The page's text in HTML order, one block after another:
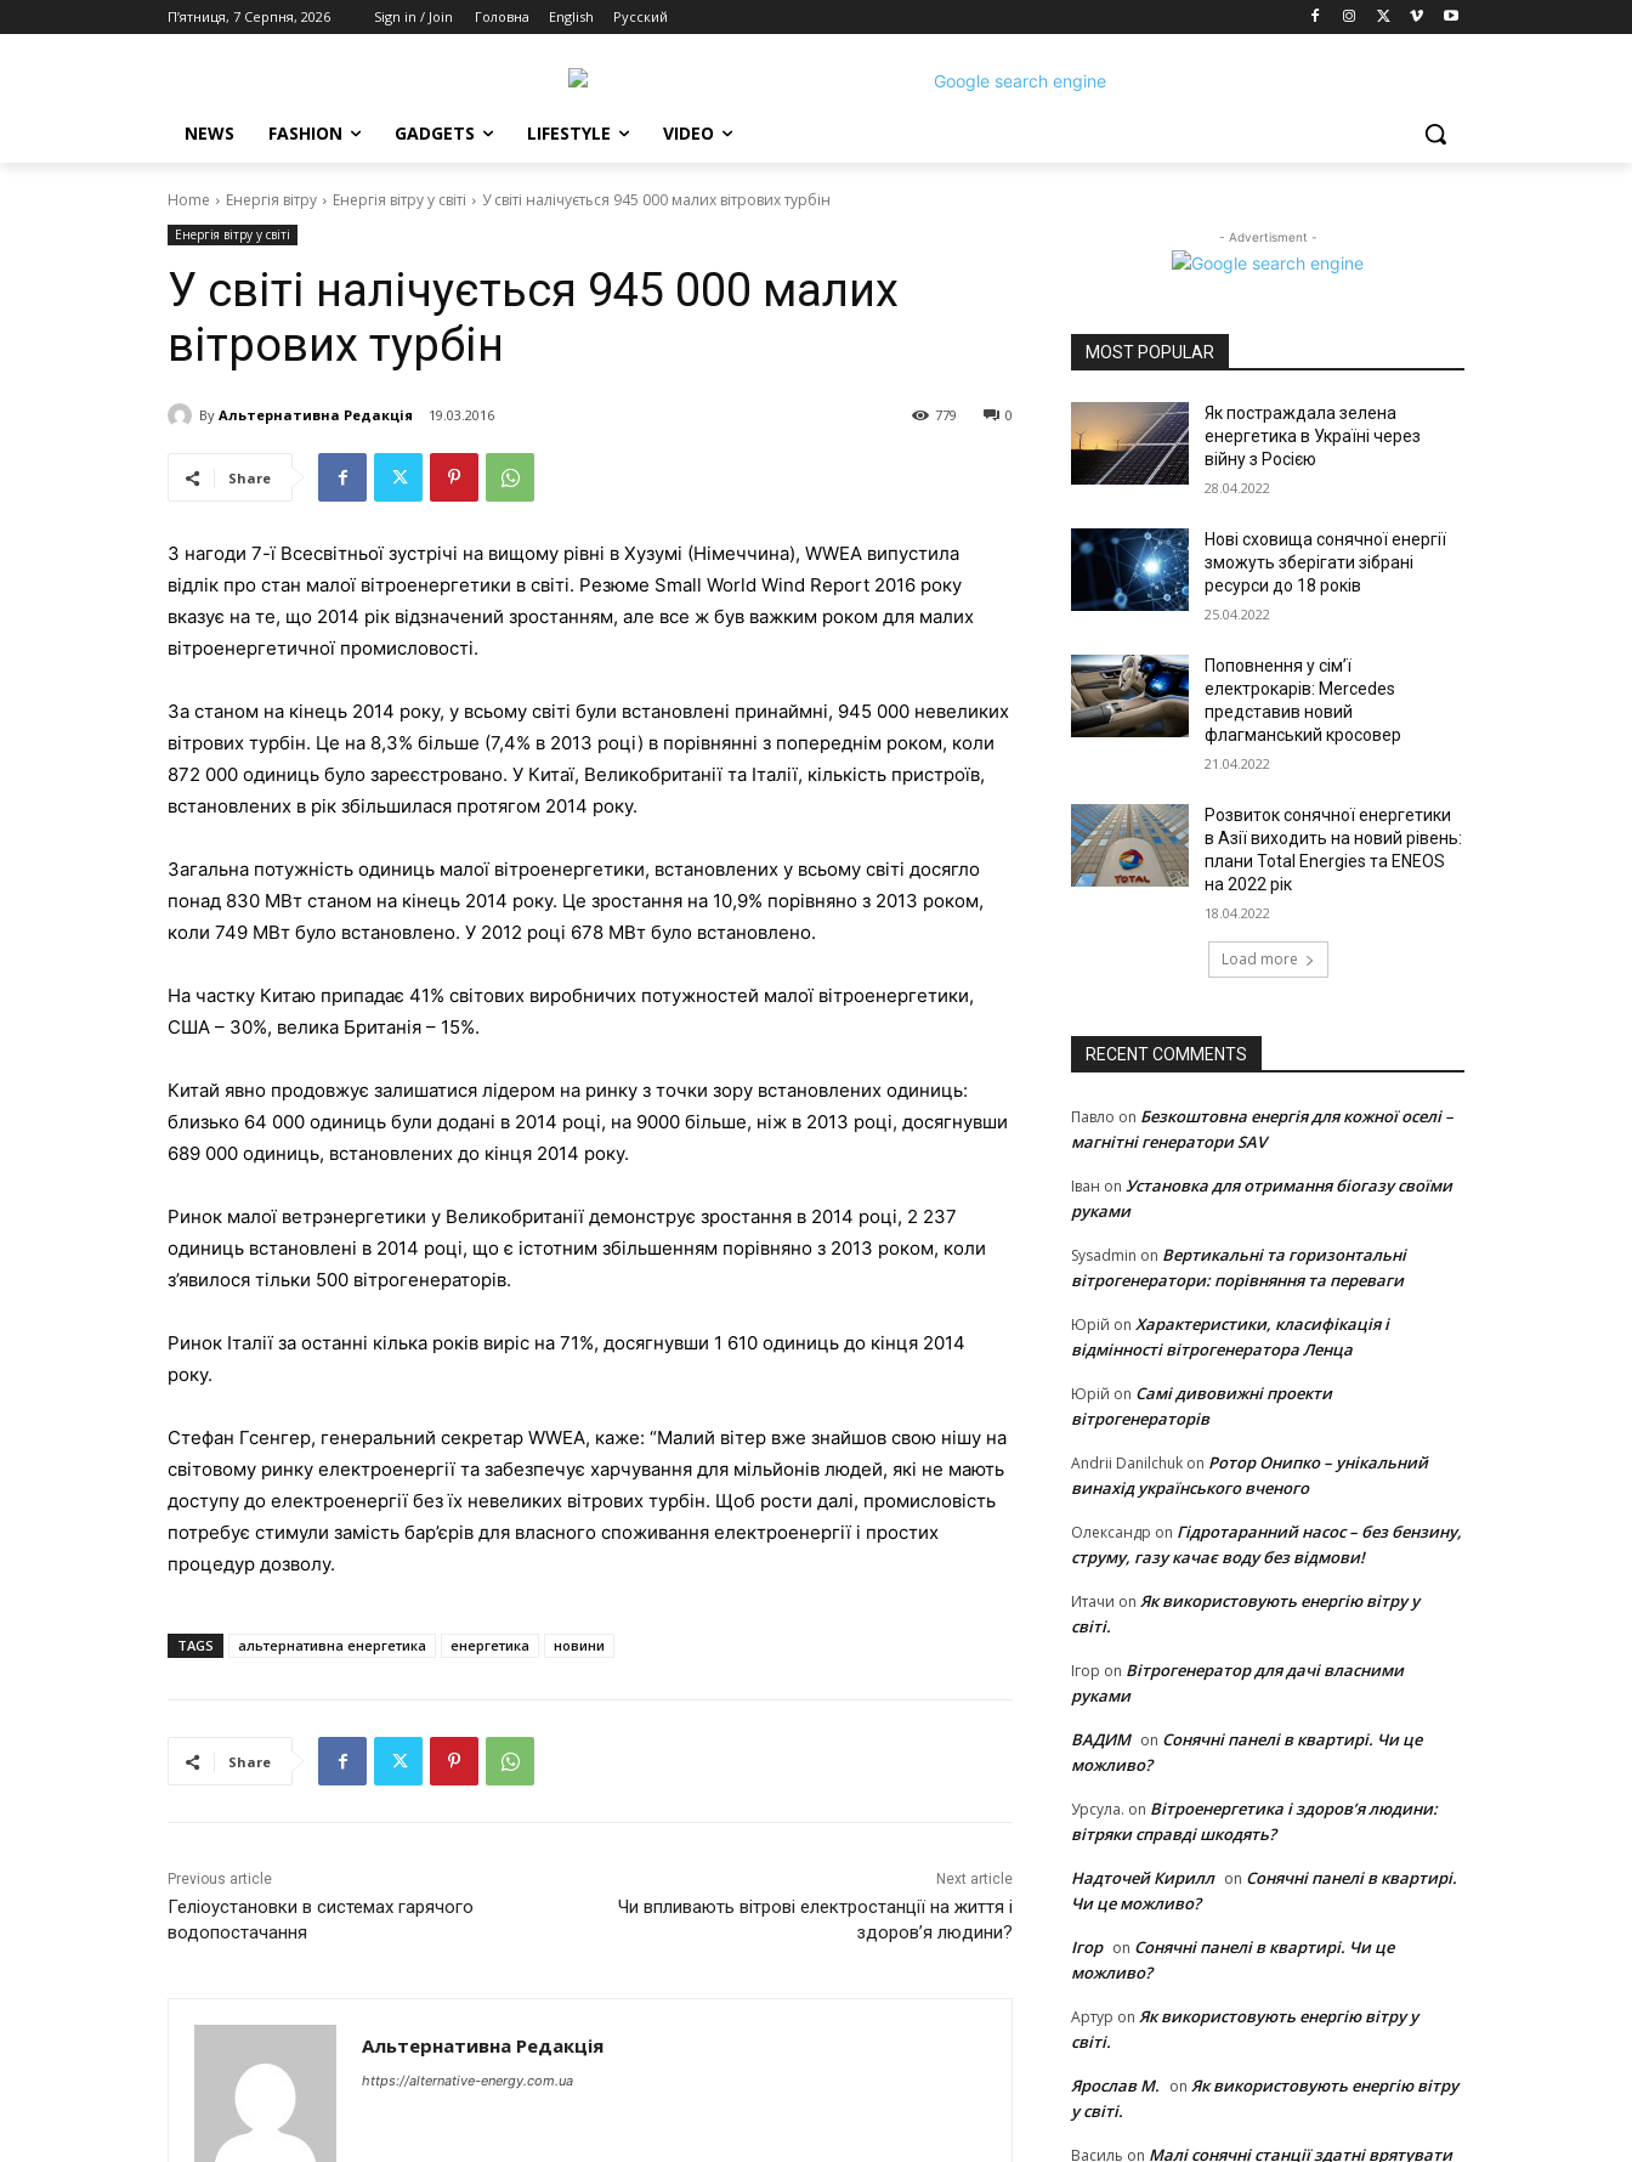
П’ятниця, 7 Серпня, 2026 Sign in / Join Головна English Русский
NEWS FASHION GADGETS LIFESTYLE VIDEO
Home Енергія вітру Енергія вітру у світі У світі налічується 945 000 малих вітрових турбін
Енергія вітру у світі
У світі налічується 945 000 малих
вітрових турбін
By Альтернативна Редакція 19.03.2016 0
779
Share
З нагоди 7-ї Всесвітньої зустрічі на вищому рівні в Хузумі (Німеччина), WWEA випустила
відлік про стан малої вітроенергетики в світі. Резюме Small World Wind Report 2016 року
вказує на те, що 2014 рік відзначений зростанням, але все ж був важким роком для малих
вітроенергетичної промисловості.
За станом на кінець 2014 року, у всьому світі були встановлені принаймні, 945 000 невеликих
вітрових турбін. Це на 8,3% більше (7,4% в 2013 році) в порівнянні з попереднім роком, коли
872 000 одиниць було зареєстровано. У Китаї, Великобританії та Італії, кількість пристроїв,
встановлених в рік збільшилася протягом 2014 року.
Загальна потужність одиниць малої вітроенергетики, встановлених у всьому світі досягло
понад 830 МВт станом на кінець 2014 року. Це зростання на 10,9% порівняно з 2013 роком,
коли 749 МВт було встановлено. У 2012 році 678 МВт було встановлено.
На частку Китаю припадає 41% світових виробничих потужностей малої вітроенергетики,
США – 30%, велика Британія – 15%.
Китай явно продовжує залишатися лідером на ринку з точки зору встановлених одиниць:
близько 64 000 одиниць були додані в 2014 році, на 9000 більше, ніж в 2013 році, досягнувши
689 000 одиниць, встановлених до кінця 2014 року.
Ринок малої ветрэнергетики у Великобританії демонструє зростання в 2014 році, 2 237
одиниць встановлені в 2014 році, що є істотним збільшенням порівняно з 2013 роком, коли
з’явилося тільки 500 вітрогенераторів.
Ринок Італії за останні кілька років виріс на 71%, досягнувши 1 610 одиниць до кінця 2014
року.
Стефан Гсенгер, генеральний секретар WWEA, каже: “Малий вітер вже знайшов свою нішу на
світовому ринку електроенергії та забезпечує харчування для мільйонів людей, які не мають
доступу до електроенергії без їх невеликих вітрових турбін. Щоб рости далі, промисловість
потребує стимули замість бар’єрів для власного споживання електроенергії і простих
процедур дозволу.
TAGS альтернативна енергетика енергетика новини
Share
Previous article
Геліоустановки в системах гарячого
водопостачання
Next article
Чи впливають вітрові електростанції на життя і
здоров’я людини?
Альтернативна Редакція
https://alternative-energy.com.ua
- Advertisment -
MOST POPULAR
Як постраждала зелена
енергетика в Україні через
війну з Росією
28.04.2022
Нові сховища сонячної енергії
зможуть зберігати зібрані
ресурси до 18 років
25.04.2022
Поповнення у сім’ї
електрокарів: Mercedes
представив новий
флагманський кросовер
21.04.2022
Розвиток сонячної енергетики
в Азії виходить на новий рівень:
плани Total Energies та ENEOS
на 2022 рік
18.04.2022
Load more
RECENT COMMENTS
Павло on Безкоштовна енергія для кожної оселі –
магнітні генератори SAV
Іван on Установка для отримання біогазу своїми
руками
Sysadmin on Вертикальні та горизонтальні
вітрогенератори: порівняння та переваги
Юрій on Характеристики, класифікація і
відмінності вітрогенератора Ленца
Юрій on Самі дивовижні проекти
вітрогенераторів
Andrii Danilchuk on Ротор Онипко – унікальний
винахід українського вченого
Олександр on Гідротаранний насос – без бензину,
струму, газу качає воду без відмови!
Итачи on Як використовують енергію вітру у
світі.
Ігор on Вітрогенератор для дачі власними
руками
ВАДИМ on Сонячні панелі в квартирі. Чи це
можливо?
Урсула. on Вітроенергетика і здоров’я людини:
вітряки cправді шкодять?
Надточей Кирилл on Сонячні панелі в квартирі.
Чи це можливо?
Ігор on Сонячні панелі в квартирі. Чи це
можливо?
Артур on Як використовують енергію вітру у
світі.
Ярослав М. on Як використовують енергію вітру
у світі.
Василь on Малі сонячні станції здатні врятувати